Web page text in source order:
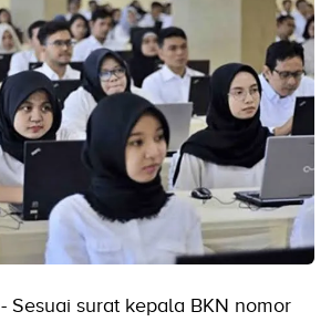
- Sesuai surat kepala BKN nomor